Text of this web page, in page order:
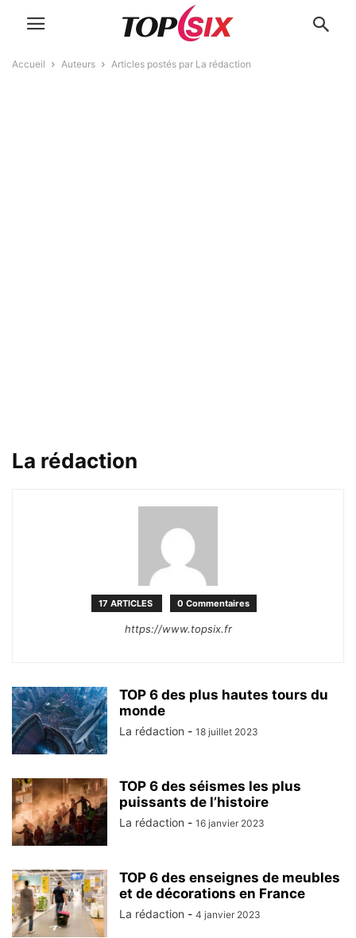
Accueil Auteurs Articles postés par La rédaction
La rédaction
17 ARTICLES 0 Commentaires
https://www.topsix.fr
TOP 6 des plus hautes tours du
monde
La rédaction - 18 juillet 2023
TOP 6 des séismes les plus
puissants de l’histoire
La rédaction - 16 janvier 2023
TOP 6 des enseignes de meubles
et de décorations en France
La rédaction - 4 janvier 2023